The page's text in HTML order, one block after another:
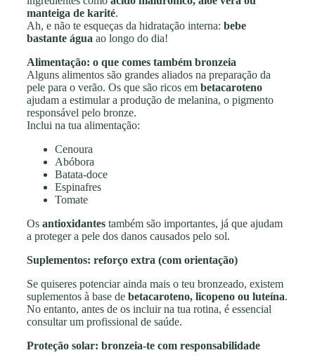
manteiga de karité.
Ah, e não te esqueças da hidratação interna: bebe
bastante água ao longo do dia!
Alimentação: o que comes também bronzeia
Alguns alimentos são grandes aliados na preparação da
pele para o verão. Os que são ricos em betacaroteno
ajudam a estimular a produção de melanina, o pigmento
responsável pelo bronze.
Inclui na tua alimentação:
Cenoura
Abóbora
Batata-doce
Espinafres
Tomate
Os antioxidantes também são importantes, já que ajudam
a proteger a pele dos danos causados pelo sol.
Suplementos: reforço extra (com orientação)
Se quiseres potenciar ainda mais o teu bronzeado, existem
suplementos à base de betacaroteno, licopeno ou luteína.
No entanto, antes de os incluir na tua rotina, é essencial
consultar um profissional de saúde.
Proteção solar: bronzeia-te com responsabilidade